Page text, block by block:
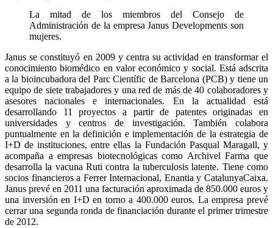
La mitad de los miembros del Consejo de
Administración de la empresa Janus Developments son
mujeres.
Janus se constituyó en 2009 y centra su actividad en transformar el
conocimiento biomédico en valor económico y social. Está adscrita
a la bioincubadora del Parc Científic de Barcelona (PCB) y tiene un
equipo de siete trabajadores y una red de más de 40 colaboradores y
asesores nacionales e internacionales. En la actualidad está
desarrollando 11 proyectos a partir de patentes originadas en
universidades y centros de investigación. También colabora
puntualmente en la definición e implementación de la estrategia de
I+D de instituciones, entre ellas la Fundación Pasqual Maragall, y
acompaña a empresas biotecnológicas como Archivel Farma que
desarrolla la vacuna Ruti contra la tuberculosis latente. Tiene como
socios financieros a Ferrer Internacional, Enantia y CatalunyaCaixa.
Janus prevé en 2011 una facturación aproximada de 850.000 euros y
una inversión en I+D en torno a 400.000 euros. La empresa prevé
cerrar una segunda ronda de financiación durante el primer trimestre
de 2012.